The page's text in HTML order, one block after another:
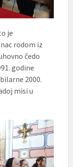
je
rodom iz
čedo
godine
2000.
misi u